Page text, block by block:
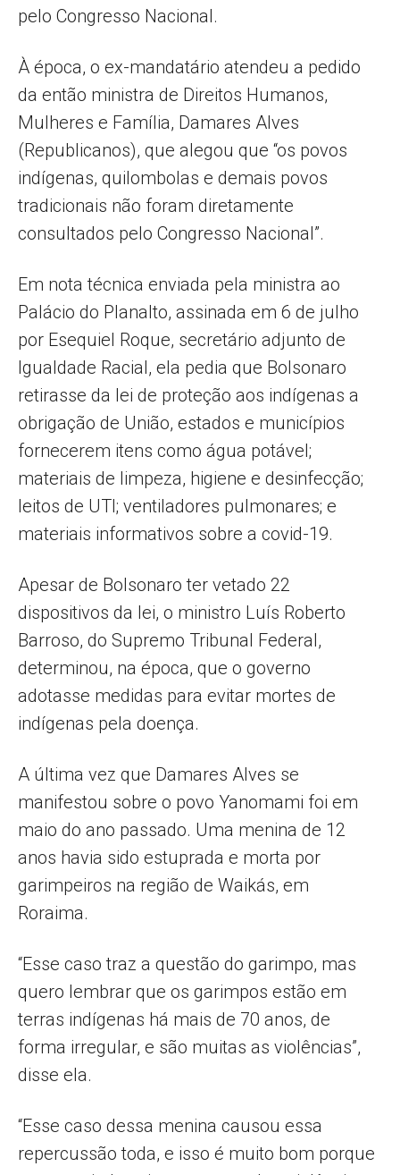
pelo Congresso Nacional.
À época, o ex-mandatário atendeu a pedido
da então ministra de Direitos Humanos,
Mulheres e Família, Damares Alves
(Republicanos), que alegou que “os povos
indígenas, quilombolas e demais povos
tradicionais não foram diretamente
consultados pelo Congresso Nacional”.
Em nota técnica enviada pela ministra ao
Palácio do Planalto, assinada em 6 de julho
por Esequiel Roque, secretário adjunto de
Igualdade Racial, ela pedia que Bolsonaro
retirasse da lei de proteção aos indígenas a
obrigação de União, estados e municípios
fornecerem itens como água potável;
materiais de limpeza, higiene e desinfecção;
leitos de UTI; ventiladores pulmonares; e
materiais informativos sobre a covid-19.
Apesar de Bolsonaro ter vetado 22
dispositivos da lei, o ministro Luís Roberto
Barroso, do Supremo Tribunal Federal,
determinou, na época, que o governo
adotasse medidas para evitar mortes de
indígenas pela doença.
A última vez que Damares Alves se
manifestou sobre o povo Yanomami foi em
maio do ano passado. Uma menina de 12
anos havia sido estuprada e morta por
garimpeiros na região de Waikás, em
Roraima.
“Esse caso traz a questão do garimpo, mas
quero lembrar que os garimpos estão em
terras indígenas há mais de 70 anos, de
forma irregular, e são muitas as violências”,
disse ela.
“Esse caso dessa menina causou essa
repercussão toda, e isso é muito bom porque